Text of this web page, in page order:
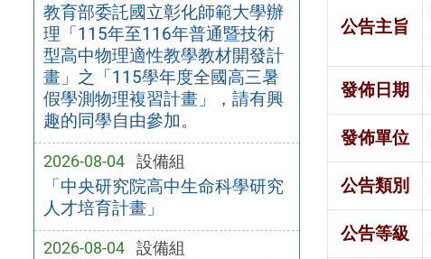
教育部委託國立彰化師範大學辦
理「115年至116年普通暨技術
型高中物理適性教學教材開發計
畫」之「115學年度全國高三暑
假學測物理複習計畫」，請有興
趣的同學自由參加。
2026-08-04 設備組
「中央研究院高中生命科學研究
人才培育計畫」
2026-08-04 設備組
公告主旨
發佈日期
發佈單位
公告類別
公告等級